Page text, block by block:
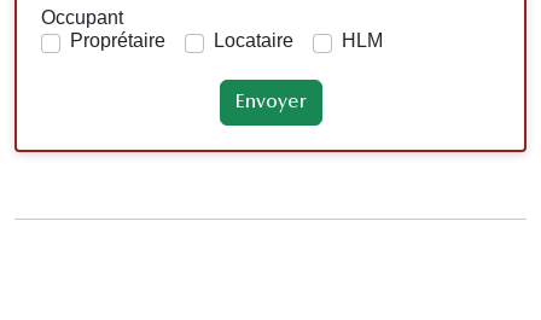
Occupant
Proprétaire
Locataire HLM